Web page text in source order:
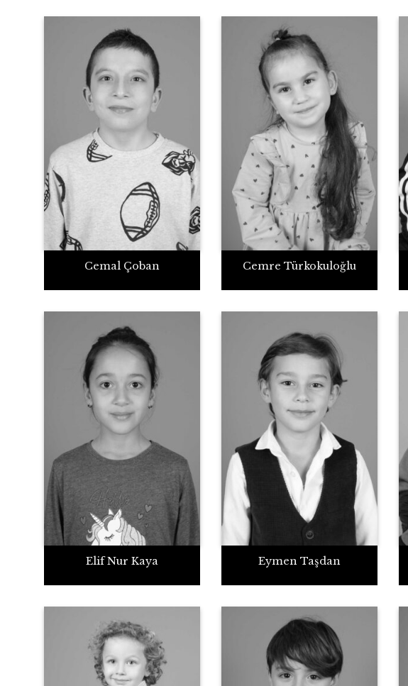
Cemal Çoban Cemre Türkokuloğlu
Elif Nur Kaya Eymen Taşdan